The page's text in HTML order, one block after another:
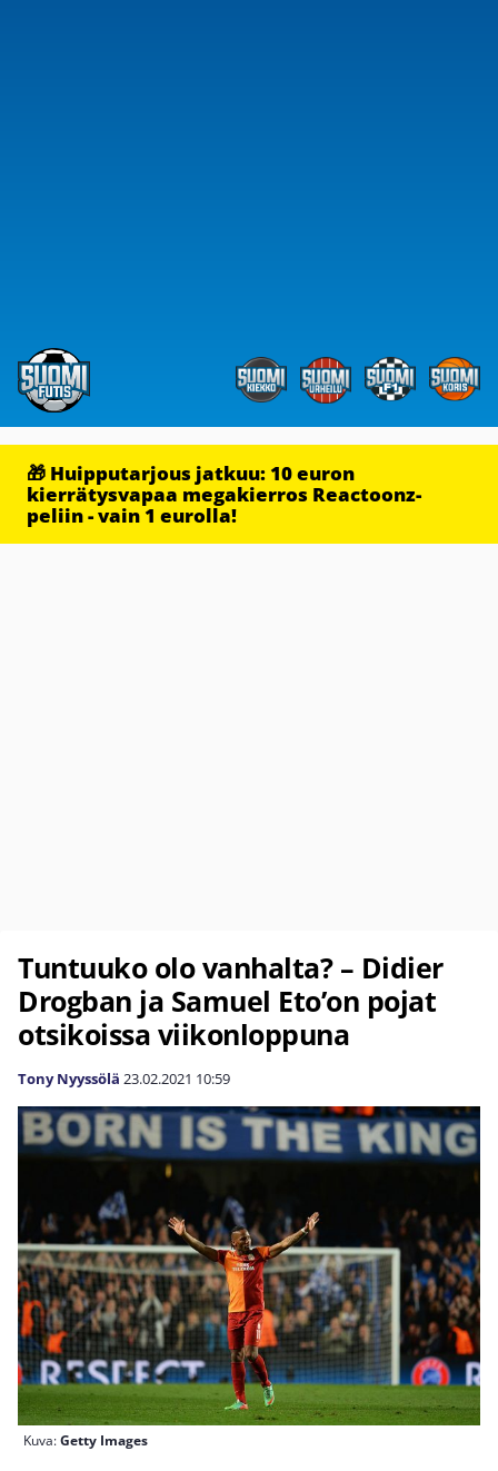
🎁 Huipputarjous jatkuu: 10 euron
kierrätysvapaa megakierros Reactoonz-
peliin - vain 1 eurolla!
Tuntuuko olo vanhalta? – Didier
Drogban ja Samuel Eto’on pojat
otsikoissa viikonloppuna
Tony Nyyssölä 23.02.2021 10:59
Kuva:Getty Images